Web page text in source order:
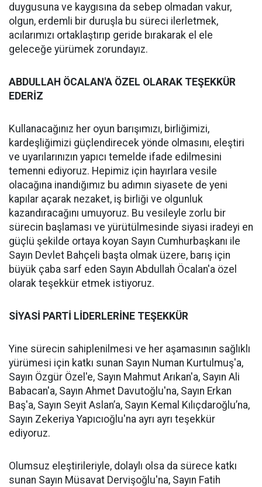
duygusuna ve kaygısına da sebep olmadan vakur,
olgun, erdemli bir duruşla bu süreci ilerletmek,
acılarımızı ortaklaştırıp geride bırakarak el ele
geleceğe yürümek zorundayız.
ABDULLAH ÖCALAN'A ÖZEL OLARAK TEŞEKKÜR
EDERİZ
Kullanacağınız her oyun barışımızı, birliğimizi,
kardeşliğimizi güçlendirecek yönde olmasını, eleştiri
ve uyarılarınızın yapıcı temelde ifade edilmesini
temenni ediyoruz. Hepimiz için hayırlara vesile
olacağına inandığımız bu adımın siyasete de yeni
kapılar açarak nezaket, iş birliği ve olgunluk
kazandıracağını umuyoruz. Bu vesileyle zorlu bir
sürecin başlaması ve yürütülmesinde siyasi iradeyi en
güçlü şekilde ortaya koyan Sayın Cumhurbaşkanı ile
Sayın Devlet Bahçeli başta olmak üzere, barış için
büyük çaba sarf eden Sayın Abdullah Öcalan'a özel
olarak teşekkür etmek istiyoruz.
SİYASİ PARTİ LİDERLERİNE TEŞEKKÜR
Yine sürecin sahiplenilmesi ve her aşamasının sağlıklı
yürümesi için katkı sunan Sayın Numan Kurtulmuş'a,
Sayın Özgür Özel'e, Sayın Mahmut Arıkan'a, Sayın Ali
Babacan'a, Sayın Ahmet Davutoğlu'na, Sayın Erkan
Baş'a, Sayın Seyit Aslan’a, Sayın Kemal Kılıçdaroğlu’na,
Sayın Zekeriya Yapıcıoğlu'na ayrı ayrı teşekkür
ediyoruz.
Olumsuz eleştirileriyle, dolaylı olsa da sürece katkı
sunan Sayın Müsavat Dervişoğlu'na, Sayın Fatih